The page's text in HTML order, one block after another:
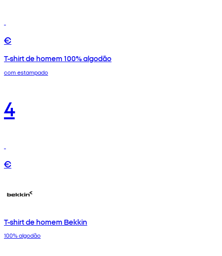
€
T-shirt de homem 100% algodão
com estampado
4
€
T-shirt de homem Bekkin
100% algodão